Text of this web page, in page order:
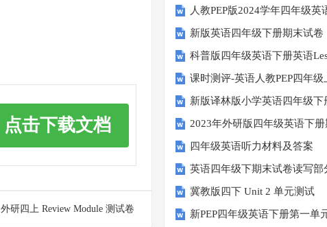
点击下载文档
外研四上 Review Module 测试卷
人教PEP版2024学年四年级英
新版英语四年级下册期末试卷
科普版四年级英语下册英语
课时测评-英语人教PEP四年
新版译林版小学英语四年级下
2023年外研版四年级英语下册
四年级英语听力材料及答案
英语四年级下期末试卷读写部
冀教版四下 Unit 2 单元测试
新PEP四年级英语下册第一单